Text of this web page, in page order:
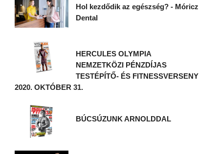
Hol kezdődik az egészség? - Móricz
Dental
HERCULES OLYMPIA
NEMZETKÖZI PÉNZDÍJAS
TESTÉPÍTŐ- ÉS FITNESSVERSENY
2020. OKTÓBER 31.
BÚCSÚZUNK ARNOLDDAL